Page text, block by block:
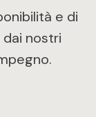
e di
nostri